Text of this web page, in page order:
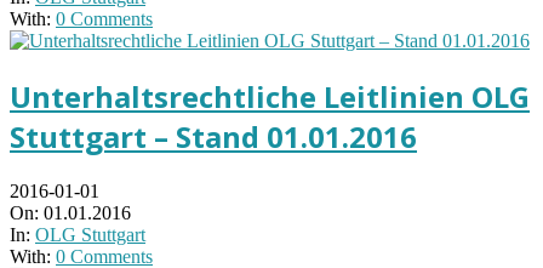
With: 0 Comments
Unterhaltsrechtliche Leitlinien OLG
Stuttgart – Stand 01.01.2016
2016-01-01
On: 01.01.2016
In: OLG Stuttgart
With: 0 Comments